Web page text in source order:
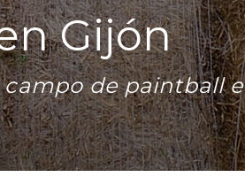
Gijón
de paintball